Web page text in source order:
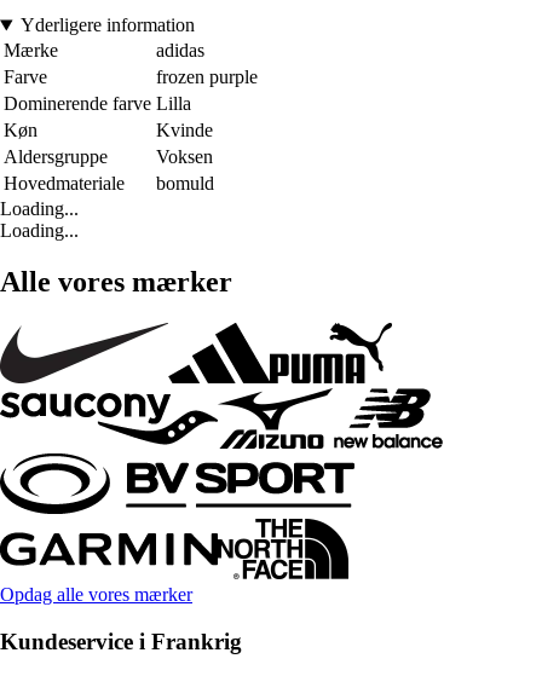
Yderligere information
Mærke
adidas
Farve
frozen purple
Dominerende farve Lilla
Køn
Kvinde
Aldersgruppe
Voksen
Hovedmateriale
bomuld
Loading...
Loading...
Alle vores mærker
Opdag alle vores mærker
Kundeservice i Frankrig